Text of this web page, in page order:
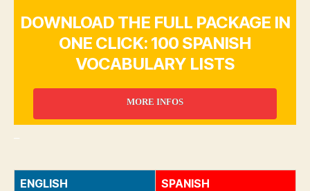
DOWNLOAD THE FULL PACKAGE IN
ONE CLICK: 100 SPANISH
VOCABULARY LISTS
MORE INFOS
ENGLISH
SPANISH